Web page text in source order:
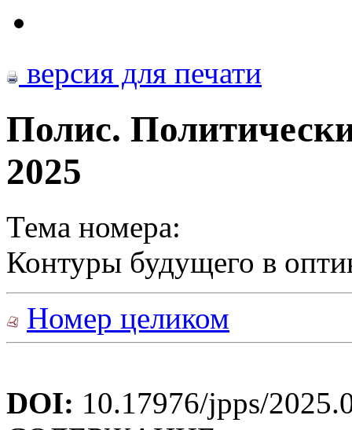
версия для печати
Полис.
2025
Тема номера:
Контуры будущего в
Номер целиком
DOI: 10.17976/jpps/